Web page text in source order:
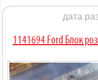
дата
1141694 Ford Блок